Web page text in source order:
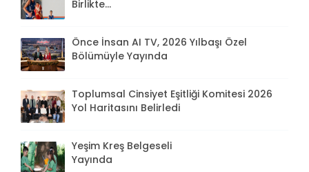
Birlikte...
Önce İnsan AI TV, 2026 Yılbaşı Özel
Bölümüyle Yayında
Toplumsal Cinsiyet Eşitliği Komitesi 2026
Yol Haritasını Belirledi
Yeşim Kreş Belgeseli
Yayında